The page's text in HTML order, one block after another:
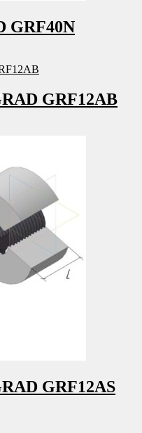
GRF40N
GRF12AB
GRF12AS